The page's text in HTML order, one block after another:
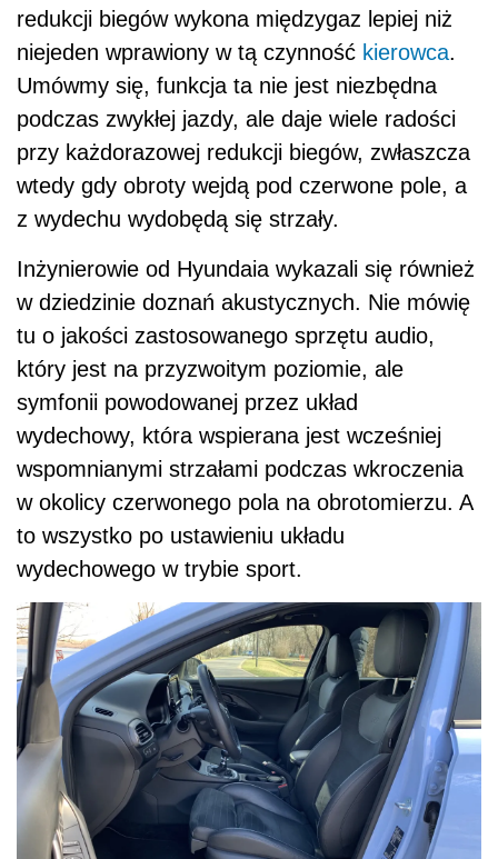
redukcji biegów wykona międzygaz lepiej niż
niejeden wprawiony w tą czynność kierowca.
Umówmy się, funkcja ta nie jest niezbędna
podczas zwykłej jazdy, ale daje wiele radości
przy każdorazowej redukcji biegów, zwłaszcza
wtedy gdy obroty wejdą pod czerwone pole, a
z wydechu wydobędą się strzały.
Inżynierowie od Hyundaia wykazali się również
w dziedzinie doznań akustycznych. Nie mówię
tu o jakości zastosowanego sprzętu audio,
który jest na przyzwoitym poziomie, ale
symfonii powodowanej przez układ
wydechowy, która wspierana jest wcześniej
wspomnianymi strzałami podczas wkroczenia
w okolicy czerwonego pola na obrotomierzu. A
to wszystko po ustawieniu układu
wydechowego w trybie sport.